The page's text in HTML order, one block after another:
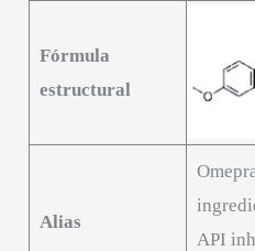
Fórmula
estructural
Alias
API